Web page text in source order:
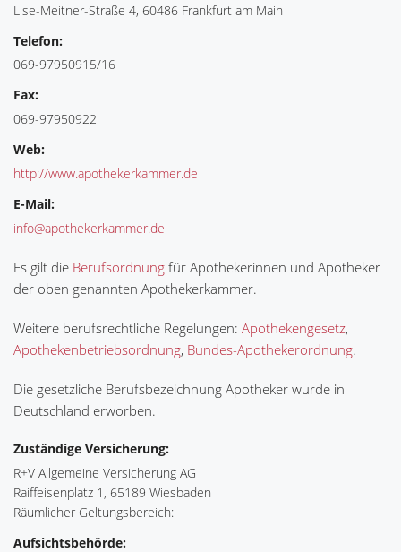
Lise-Meitner-Straße 4, 60486 Frankfurt am Main
Telefon:
069-97950915/16
Fax:
069-97950922
Web:
http://www.apothekerkammer.de
E-Mail:
info@apothekerkammer.de
Es gilt die Berufsordnung für Apothekerinnen und Apotheker
der oben genannten Apothekerkammer.
Weitere berufsrechtliche Regelungen: Apothekengesetz,
Apothekenbetriebsordnung, Bundes-Apothekerordnung.
Die gesetzliche Berufsbezeichnung Apotheker wurde in
Deutschland erworben.
Zuständige Versicherung:
R+V Allgemeine Versicherung AG
Raiffeisenplatz 1, 65189 Wiesbaden
Räumlicher Geltungsbereich:
Aufsichtsbehörde: